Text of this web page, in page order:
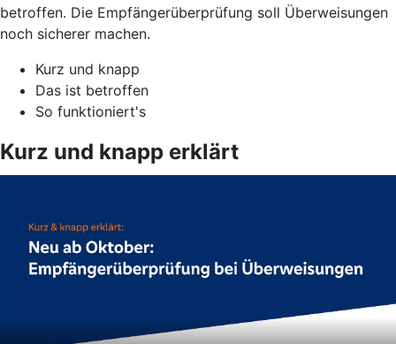
betroffen. Die Empfängerüberprüfung soll Überweisungen
noch sicherer machen.
Kurz und knapp
Das ist betroffen
So funktioniert's
Kurz und knapp erklärt